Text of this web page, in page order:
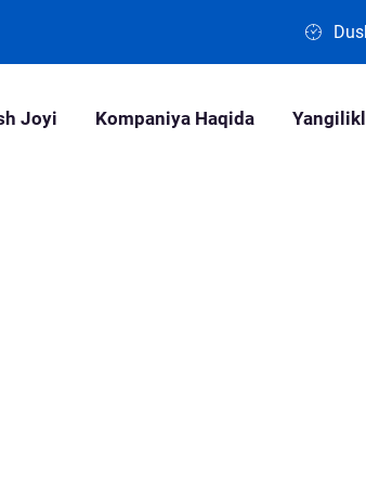
Joyi Kompaniya Haqida